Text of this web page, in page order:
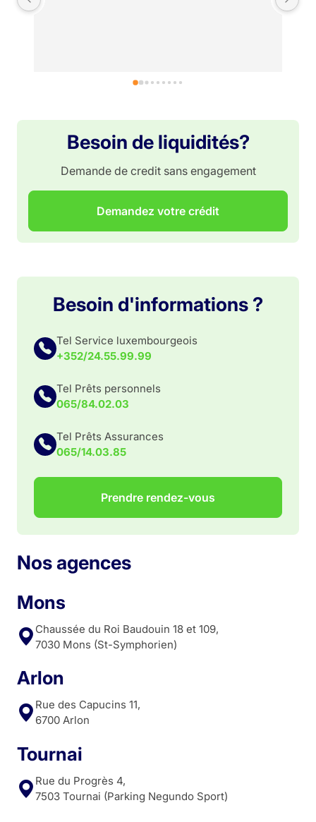
Besoin de liquidités?
Demande de credit sans engagement
Demandez votre crédit
Besoin d'informations ?
Tel Service luxembourgeois
+352/24.55.99.99
Tel Prêts personnels
065/84.02.03
Tel Prêts Assurances
065/14.03.85
Prendre rendez-vous
Nos agences
Mons
Chaussée du Roi Baudouin 18 et 109,
7030 Mons (St-Symphorien)
Arlon
Rue des Capucins 11,
6700 Arlon
Tournai
Rue du Progrès 4,
7503 Tournai (Parking Negundo Sport)